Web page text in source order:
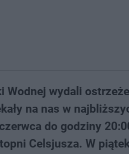
wydali
na nas w
do godziny
Celsjusza. W